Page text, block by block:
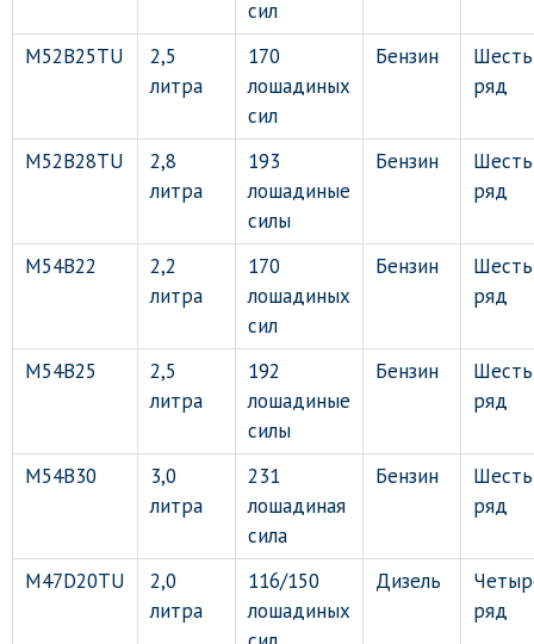
сил
M52B25TU
2,5
литра
170
лошадиных
сил
Бензин
ряд
M52B28TU
2,8
литра
193
лошадиные
силы
Бензин
ряд
M54B22
2,2
литра
170
лошадиных
сил
Бензин
ряд
M54B25
2,5
литра
192
лошадиные
силы
Бензин
ряд
M54B30
3,0
литра
231
лошадиная
сила
Бензин
ряд
M47D20TU
2,0
литра
116/150
лошадиных
Дизель
ряд